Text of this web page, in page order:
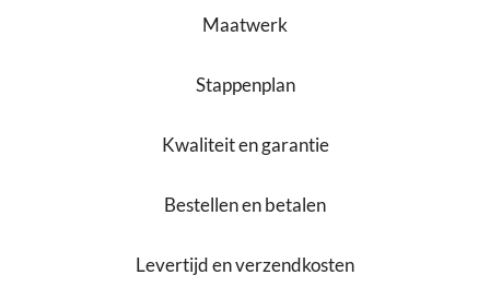
Maatwerk
Stappenplan
Kwaliteit en garantie
Bestellen en betalen
Levertijd en verzendkosten